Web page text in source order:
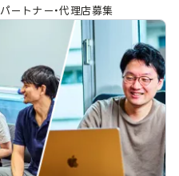
パートナー・代理店募集